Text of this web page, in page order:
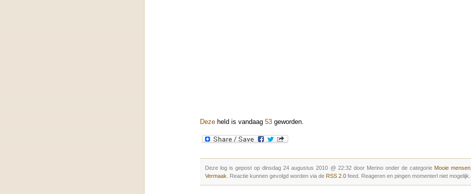
Deze held is vandaag 53 geworden.
Deze log is gepost op dinsdag 24 augustus 2010 @ 22:32 door Merino onder de categorie Mooie mensen
Vermaak . Reactie kunnen gevolgd worden via de RSS 2.0 feed. Reageren en pingen momenterl niet mogelijk.